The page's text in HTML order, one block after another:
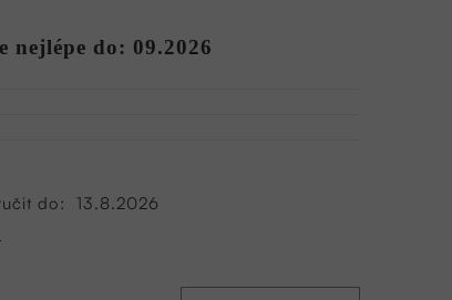
nejlépe do: 09.2026
do:
13.8.2026